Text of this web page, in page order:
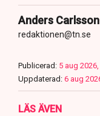
Anders Carlsson
redaktionen@tn.se
Publicerad: 5 aug
Uppdaterad: 6 aug
LÄS ÄVEN